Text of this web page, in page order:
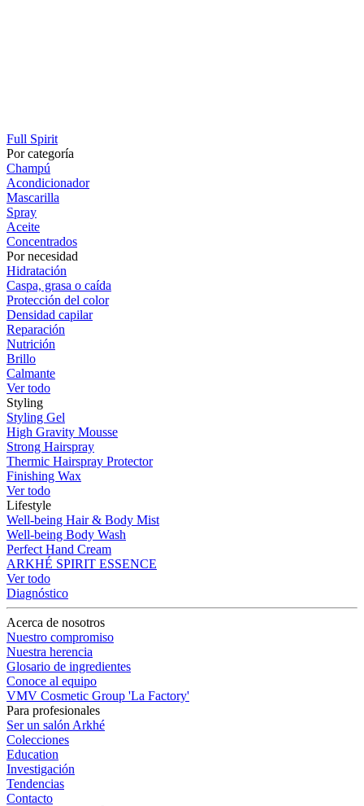
Full Spirit
Por categoría
Champú
Acondicionador
Mascarilla
Spray
Aceite
Concentrados
Por necesidad
Hidratación
Caspa, grasa o caída
Protección del color
Densidad capilar
Reparación
Nutrición
Brillo
Calmante
Ver todo
Styling
Styling Gel
High Gravity Mousse
Strong Hairspray
Thermic Hairspray Protector
Finishing Wax
Ver todo
Lifestyle
Well-being Hair & Body Mist
Well-being Body Wash
Perfect Hand Cream
ARKHÉ SPIRIT ESSENCE
Ver todo
Diagnóstico
Acerca de nosotros
Nuestro compromiso
Nuestra herencia
Glosario de ingredientes
Conoce al equipo
VMV Cosmetic Group 'La Factory'
Para profesionales
Ser un salón Arkhé
Colecciones
Education
Investigación
Tendencias
Contacto